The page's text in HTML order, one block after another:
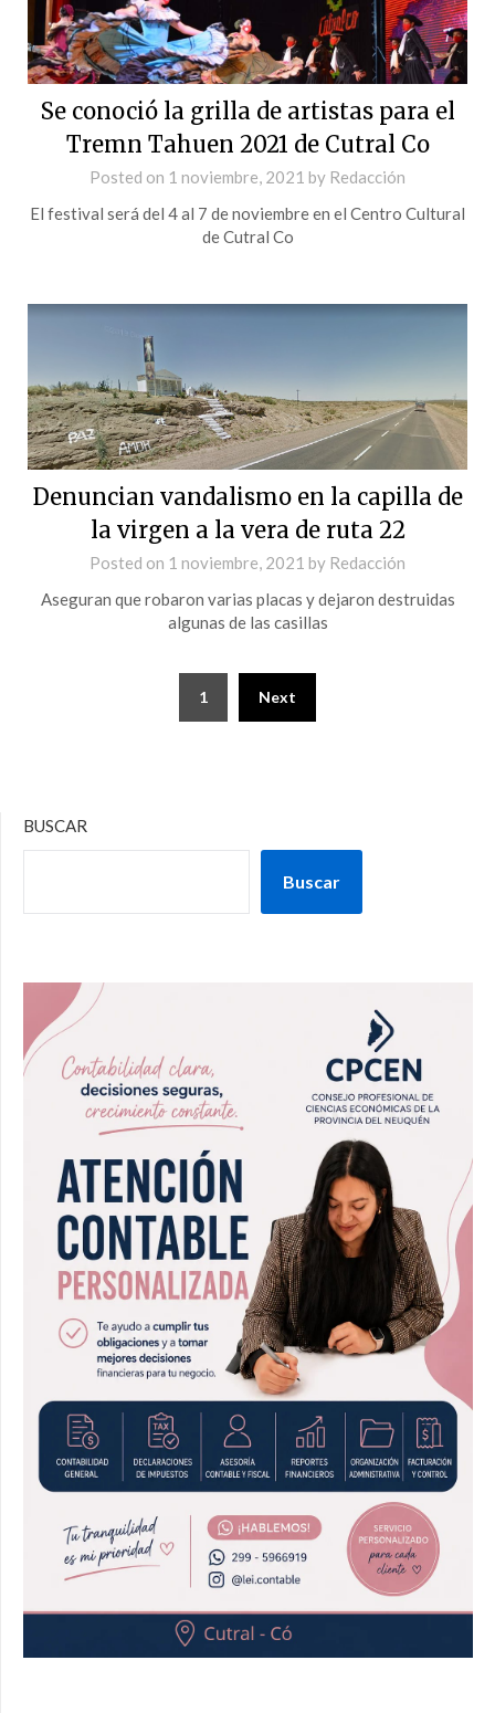
Se conoció la grilla de artistas para el
Tremn Tahuen 2021 de Cutral Co
Posted on 1 noviembre, 2021 by Redacción
El festival será del 4 al 7 de noviembre en el Centro Cultural
de Cutral Co
Denuncian vandalismo en la capilla de
la virgen a la vera de ruta 22
Posted on 1 noviembre, 2021 by Redacción
Aseguran que robaron varias placas y dejaron destruidas
algunas de las casillas
1 Next
BUSCAR
Buscar